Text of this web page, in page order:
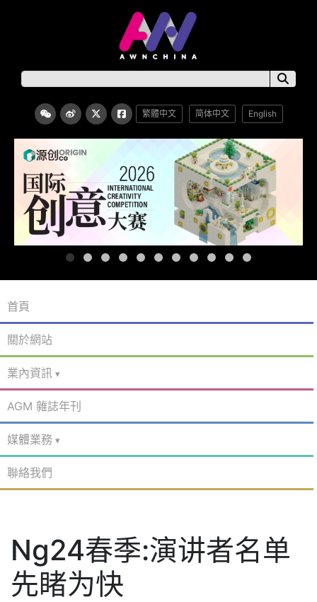
繁體中文 简体中文 English
首頁
關於網站
業內資訊
AGM 雜誌年刊
媒體業務
聯絡我們
Ng24春季:演讲者名单
先睹为快